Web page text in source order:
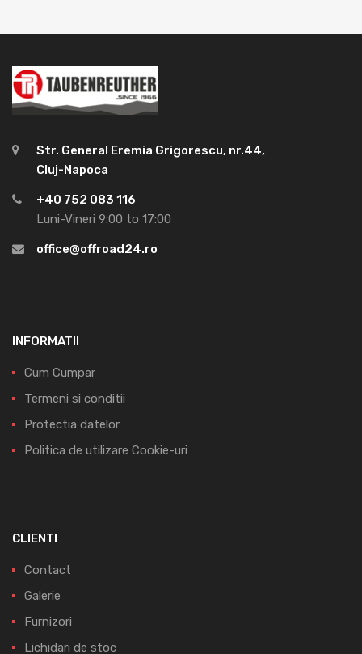
Str. General Eremia Grigorescu, nr.44,
Cluj-Napoca
+40 752 083 116
Luni-Vineri 9:00 to 17:00
office@offroad24.ro
INFORMATII
Cum Cumpar
Termeni si conditii
Protectia datelor
Politica de utilizare Cookie-uri
CLIENTI
Contact
Galerie
Furnizori
Lichidari de stoc